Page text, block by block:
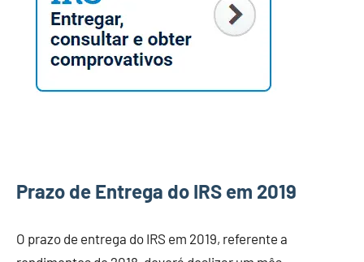
Prazo de Entrega do IRS em 2019
O prazo de entrega do IRS em 2019, referente a